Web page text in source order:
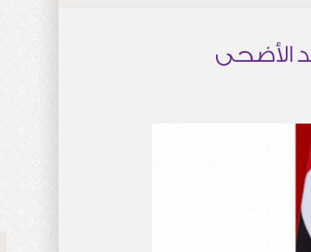
الأضحى